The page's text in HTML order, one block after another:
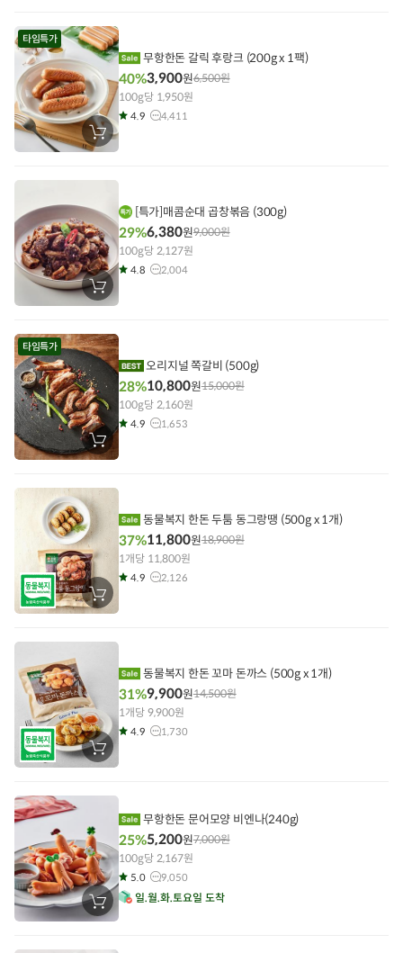
에
담
기
타임특가
장
바
에
무항한돈 갈릭 후랑크 (200g x 1팩)
40%3,900원6,500원
100g당 1,950원
4.9 4,411
장
바
에
담
기
[특가]매콤순대 곱창볶음 (300g)
29%6,380원9,000원
100g당 2,127원
4.8 2,004
타임특가
장
바
에
오리지널 쪽갈비 (500g)
28%10,800원15,000원
100g당 2,160원
4.9 1,653
장
바
에
동물복지 한돈 두툼 동그랑땡 (500g x 1개)
37%11,800원18,900원
1개당 11,800원
4.9 2,126
장
바
에
동물복지 한돈 꼬마 돈까스 (500g x 1개)
31%9,900원14,500원
1개당 9,900원
4.9 1,730
장
바
무항한돈 문어모양 비엔나(240g)
25%5,200원7,000원
100g당 2,167원
5.0 9,050
일 월 화 토요일 도착